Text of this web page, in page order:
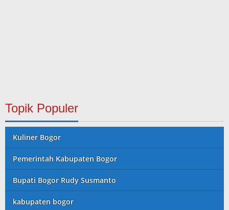
Topik Populer
Kuliner Bogor
Pemerintah Kabupaten Bogor
Bupati Bogor Rudy Susmanto
kabupaten bogor